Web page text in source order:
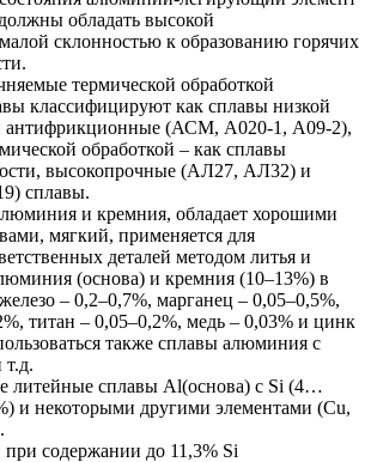
обладать высокой
склонностью к образованию горячих
термической обработкой
классифицируют как сплавы низкой
антифрикционные (АСМ, А020-1, А09-2),
обработкой – как сплавы
высокопрочные (АЛ27, АЛ32) и
сплавы.
и кремния, обладает хорошими
мягкий, применяется для
деталей методом литья и
(основа) и кремния (10–13%) в
– 0,2–0,7%, марганец – 0,05–0,5%,
титан – 0,05–0,2%, медь – 0,03% и цинк
также сплавы алюминия с
литейные сплавы Al(основа) с Si (4…
и некоторыми другими элементами (Cu,
при содержании до 11,3% Si